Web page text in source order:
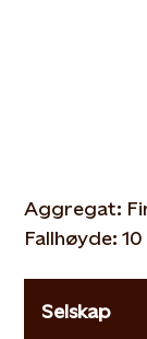
Aggregat:
Fallhøyde:
Selskap